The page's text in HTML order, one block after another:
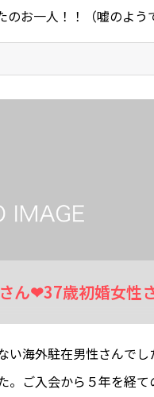
のお一人！！（嘘のよう
手と成婚退会‥…
ん❤37歳初婚女性
い海外駐在男性さんでし
。ご入会から５年を経て